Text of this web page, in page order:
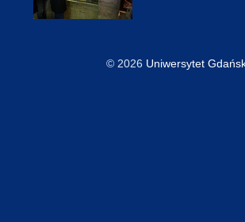
© 2026 Uniwersytet